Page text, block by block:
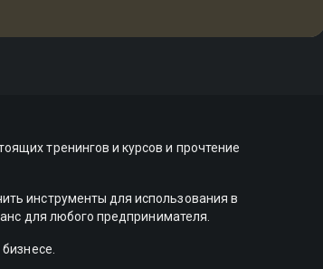
тренингов и курсов и прочтение
инструменты для использования в
для любого предпринимателя.